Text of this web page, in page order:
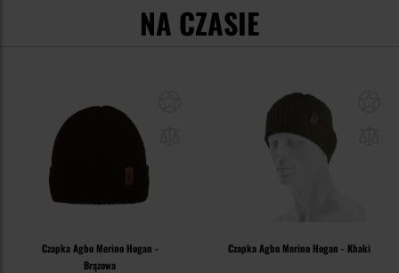
NA CZASIE
Czapka Agbo Merino Hogan -
Brązowa
Czapka Agbo Merino Hogan - Khaki